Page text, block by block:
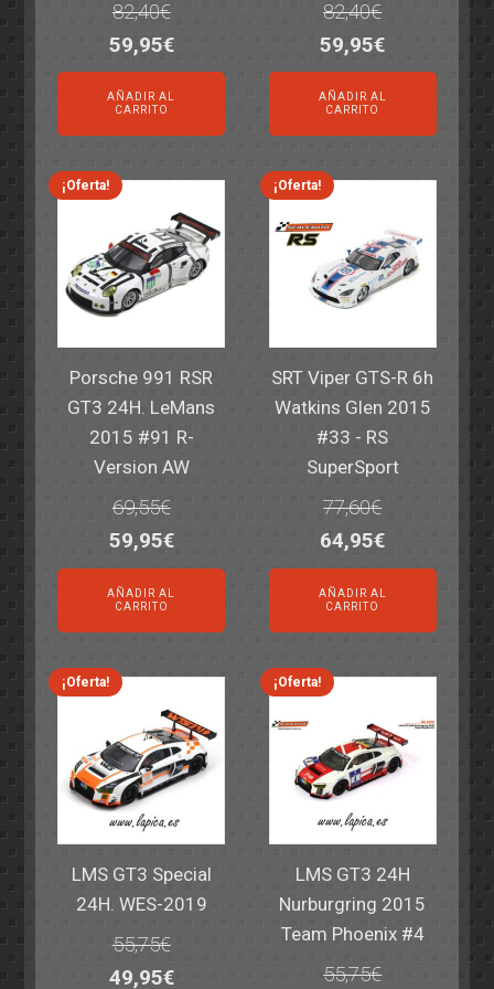
82,40€
El
precio
original
era:
82,40€.
59,95€El
precio
es:
59,95€.
AÑADIR AL
CARRITO
82,40€
El
precio
original
era:
82,40€.
59,95€El
precio
es:
59,95€.
AÑADIR AL
CARRITO
¡Oferta!
Porsche 991 RSR
GT3 24H. LeMans
2015 #91 R-
Version AW
69,55€
El
precio
original
era:
69,55€.
59,95€El
precio
actual
es:
59,95€.
AÑADIR AL
CARRITO
¡Oferta!
SRT Viper GTS-R 6h
Watkins Glen 2015
#33 - RS
SuperSport
77,60€
El
precio
original
era:
77,60€.
64,95€El
precio
actual
es:
64,95€.
AÑADIR AL
CARRITO
¡Oferta!
LMS GT3 Special
24H. WES-2019
55,75€
El
49,95€El
¡Oferta!
LMS GT3 24H
Nurburgring 2015
Team Phoenix #4
55,75€